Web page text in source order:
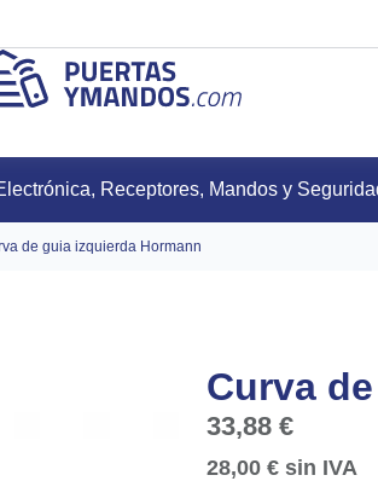
Receptores, Mandos y
de guia izquierda Hormann
Curva
33,88 €
28,00 € sin IVA